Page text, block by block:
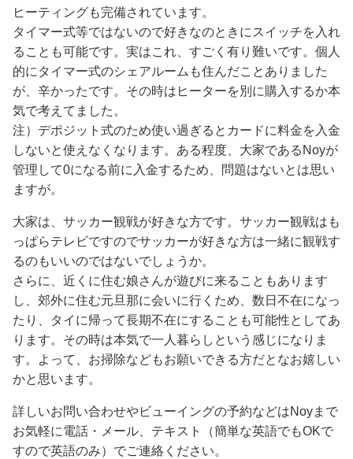
ヒーティングも完備されています。
タイマー式等ではないので好きなのときにスイッチを入れ
ることも可能です。実はこれ、すごく有り難いです。個人
的にタイマー式のシェアルームも住んだことありました
が、辛かったです。その時はヒーターを別に購入するか本
気で考えてました。
注）デポジット式のため使い過ぎるとカードに料金を入金
しないと使えなくなります。ある程度、大家であるNoyが
管理して0になる前に入金するため、問題はないとは思い
ますが。
大家は、サッカー観戦が好きな方です。サッカー観戦はも
っぱらテレビですのでサッカーが好きな方は一緒に観戦す
るのもいいのではないでしょうか。
さらに、近くに住む娘さんが遊びに来ることもあります
し、郊外に住む元旦那に会いに行くため、数日不在になっ
たり、タイに帰って長期不在にすることも可能性としてあ
ります。その時は本気で一人暮らしという感じになりま
す。よって、お掃除などもお願いできる方だとなお嬉しい
かと思います。
詳しいお問い合わせやビューイングの予約などはNoyまで
お気軽に電話・メール、テキスト（簡単な英語でもOKで
すので英語のみ）でご連絡ください。